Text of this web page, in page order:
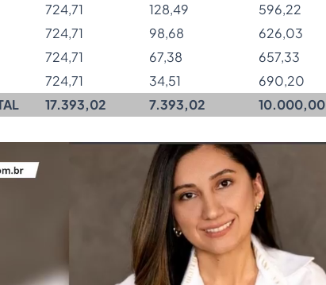
724,71 128,49 596,22
724,71 98,68 626,03
724,71 67,38 657,33
724,71 34,51 690,20
17.393,02 7.393,02 10.000,00